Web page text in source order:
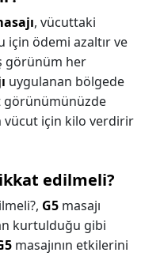
, vücuttaki
için ödemi azaltır ve
görünüm her
uygulanan bölgede
görünümünüzde
vücut için kilo verdirir
edilmeli?
G5 masajı
kurtulduğu gibi
masajının etkilerini